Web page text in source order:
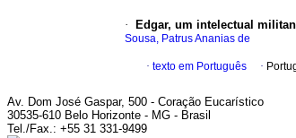
· Edgar, um intelectual
Sousa, Patrus Ananias de
· texto em Português ·
Av. Dom José Gaspar, 500 - Coração Eucarístico
30535-610 Belo Horizonte - MG - Brasil
Tel./Fax.: +55 31 331-9499